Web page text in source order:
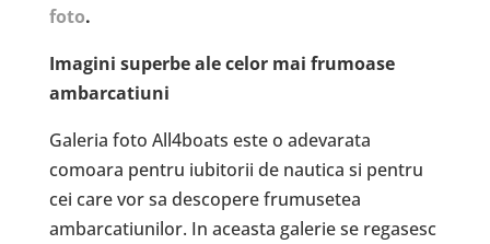
foto.
Imagini superbe ale celor mai frumoase
ambarcatiuni
Galeria foto All4boats este o adevarata
comoara pentru iubitorii de nautica si pentru
cei care vor sa descopere frumusetea
ambarcatiunilor. In aceasta galerie se regasesc